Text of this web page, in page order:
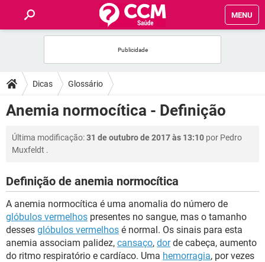
MENU
FÓRUM
SAÚDE
FAMÍLIA
SEXUALIDADE
GLOSSÁRIO
Dicas Glossário
Anemia normocítica - Definição
Última modificação:31 de outubro de 2017 às 13:10 por Pedro
Muxfeldt .
Definição de anemia normocítica
A anemia normocítica é uma anomalia do número de
glóbulos vermelhos presentes no sangue, mas o tamanho
desses glóbulos vermelhos é normal. Os sinais para esta
anemia associam palidez, cansaço, dorde cabeça, aumento
do ritmo respiratório e cardíaco. Uma hemorragia, por vezes